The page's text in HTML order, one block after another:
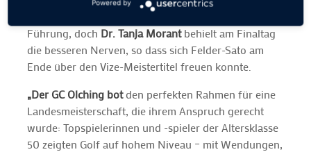
lag nach Tag eins mit einer 81 in
Führung, doch Dr. Tanja Morantbehielt am Finaltag
die besseren Nerven, so dass sich Felder-Sato am
Ende über den Vize-Meistertitel freuen konnte.
„Der GC Olching botden perfekten Rahmen für eine
Landesmeisterschaft, die ihrem Anspruch gerecht
wurde: Topspielerinnen und -spieler der Altersklasse
50 zeigten Golf auf hohem Niveau – mit Wendungen,
Powered by